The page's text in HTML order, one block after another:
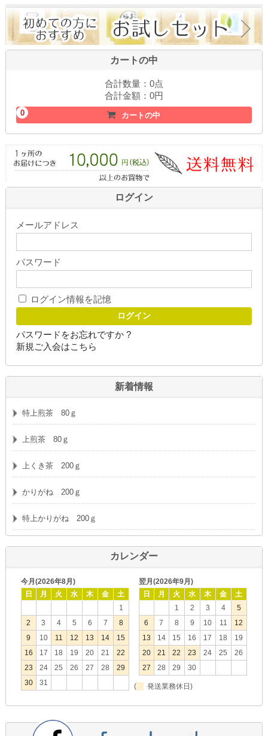
カートの中
合計数量： 0点
合計金額： 0円
カートの中
0
ログイン
メールアドレス
パスワード
ログイン情報を記憶
パスワードをお忘れですか ?
新規ご入会はこちら
新着情報
特上煎茶 80ｇ
上煎茶 80ｇ
上くき茶 200ｇ
かりがね 200ｇ
特上かりがね 200ｇ
カレンダー
今月(2026年8月)
日
月 火 水 木 金
土
1
2
3 4 5 6 7
8
9
10 11 12 13 14
15
16
17 18 19 20 21
22
23
24 25 26 27 28
29
30
31
翌月(2026年9月)
日
月 火 水 木 金
土
1
2 3 4
5
6
7 8 9 10 11
12
13
14 15 16 17 18
19
20
21 22 23 24 25
26
27
28 29 30
( 発送業務休日)